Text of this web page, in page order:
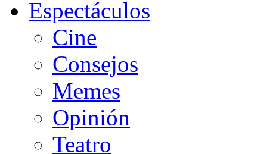
Espectáculos
Cine
Consejos
Memes
Opinión
Teatro